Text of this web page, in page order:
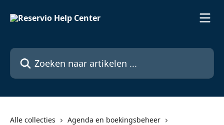
Zoeken naar artikelen ...
Alle collecties
Agenda en boekingsbeheer